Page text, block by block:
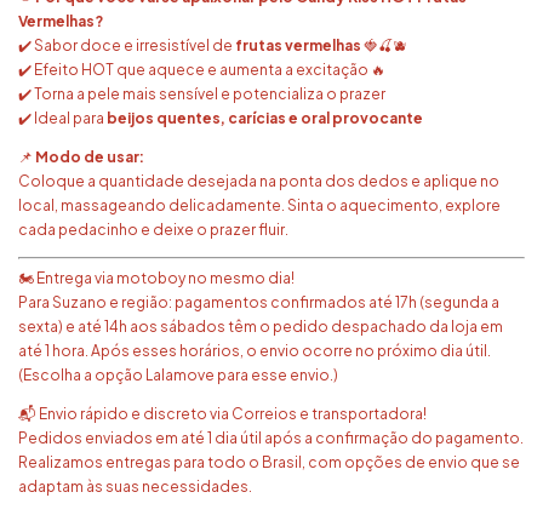
Vermelhas?
✔️ Sabor doce e irresistível de frutas vermelhas 🍓🍒🫐
✔️ Efeito HOT que aquece e aumenta a excitação 🔥
✔️ Torna a pele mais sensível e potencializa o prazer
✔️ Ideal para beijos quentes, carícias e oral provocante
📌 Modo de usar:
Coloque a quantidade desejada na ponta dos dedos e aplique no
local, massageando delicadamente. Sinta o aquecimento, explore
cada pedacinho e deixe o prazer fluir.
🏍️ Entrega via motoboy no mesmo dia!
Para Suzano e região: pagamentos confirmados até 17h (segunda a
sexta) e até 14h aos sábados têm o pedido despachado da loja em
até 1 hora. Após esses horários, o envio ocorre no próximo dia útil.
(Escolha a opção Lalamove para esse envio.)
📬 Envio rápido e discreto via Correios e transportadora!
Pedidos enviados em até 1 dia útil após a confirmação do pagamento.
Realizamos entregas para todo o Brasil, com opções de envio que se
adaptam às suas necessidades.